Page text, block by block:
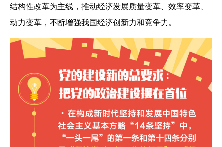
结构性改革为主线，推动经济发展质量变革、效率变革、
动力变革，不断增强我国经济创新力和竞争力。